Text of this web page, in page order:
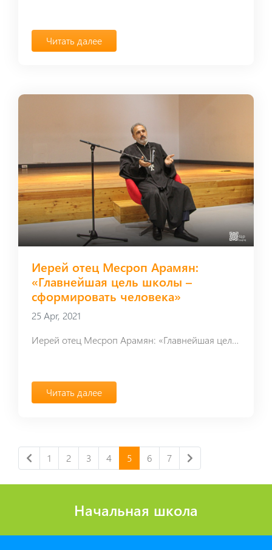
Читать далее
Иерей отец Месроп Арамян:
«Главнейшая цель школы –
сформировать человека»
25 Apr, 2021
Иерей отец Месроп Арамян: «Главнейшая цель школы – сформировать человека»
Читать далее
1 2 3 4 5 6 7
Начальная школа